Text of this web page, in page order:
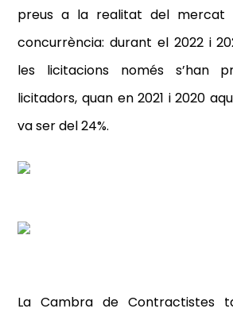
preus a la realitat del
concurrència: durant el 2022 i
les licitacions només s’han
licitadors, quan en 2021 i 2020
va ser del 24%.
La Cambra de Contractistes